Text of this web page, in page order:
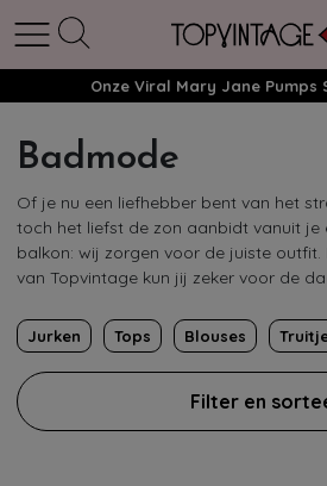
Onze Viral Mary Jane Pumps
Badmode
Of je nu een liefhebber bent van het
toch het liefst de zon aanbidt vanuit je
balkon: wij zorgen voor de juiste
van Topvintage kun jij zeker voor de
Jurken Tops Blouses
Filter en